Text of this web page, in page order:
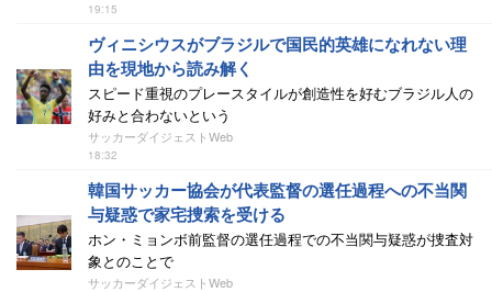
19:15
ヴィニシウスがブラジルで国民的英雄になれない理
由を現地から読み解く
スピード重視のプレースタイルが創造性を好むブラジル人の
好みと合わないという
サッカーダイジェストWeb
18:32
韓国サッカー協会が代表監督の選任過程への不当関
与疑惑で家宅捜索を受ける
ホン・ミョンボ前監督の選任過程での不当関与疑惑が捜査対
象とのことで
サッカーダイジェストWeb